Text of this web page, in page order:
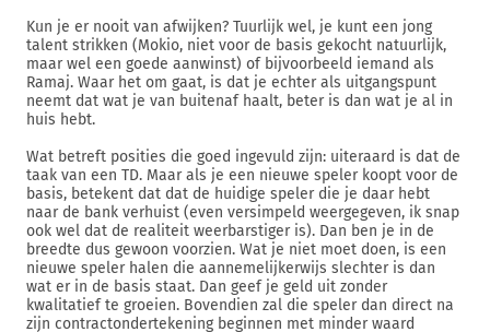
Kun je er nooit van afwijken? Tuurlijk wel, je kunt een jong
talent strikken (Mokio, niet voor de basis gekocht natuurlijk,
maar wel een goede aanwinst) of bijvoorbeeld iemand als
Ramaj. Waar het om gaat, is dat je echter als uitgangspunt
neemt dat wat je van buitenaf haalt, beter is dan wat je al in
huis hebt.
Wat betreft posities die goed ingevuld zijn: uiteraard is dat de
taak van een TD. Maar als je een nieuwe speler koopt voor de
basis, betekent dat dat de huidige speler die je daar hebt
naar de bank verhuist (even versimpeld weergegeven, ik snap
ook wel dat de realiteit weerbarstiger is). Dan ben je in de
breedte dus gewoon voorzien. Wat je niet moet doen, is een
nieuwe speler halen die aannemelijkerwijs slechter is dan
wat er in de basis staat. Dan geef je geld uit zonder
kwalitatief te groeien. Bovendien zal die speler dan direct na
zijn contractondertekening beginnen met minder waard